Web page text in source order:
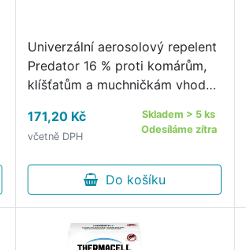
Univerzální aerosolový repelent
Predator 16 % proti komárům,
klíšťatům a muchničkám vhodný
171,20 Kč
včetně DPH
Skladem > 5 ks
Odesíláme zítra
Do košíku